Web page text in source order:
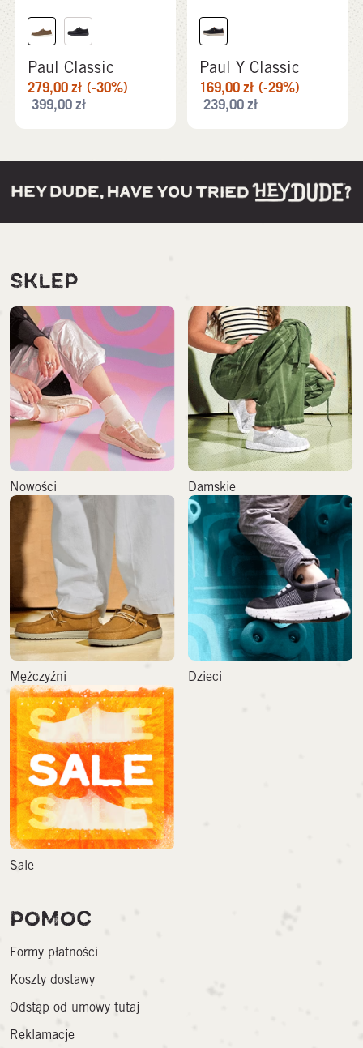
Paul Classic
279,00zł (-30%)
399,00zł
Paul Y Classic
169,00zł (-29%)
239,00zł
SKLEP
Nowości Damskie
Mężczyźni Dzieci
Sale
POMOC
Formy płatności
Koszty dostawy
Odstąp od umowy tutaj
Reklamacje